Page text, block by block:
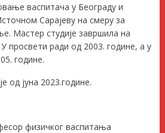
васпитача у Београду и
Сарајеву на смеру за
Мастер студије завршила на
просвети ради од 2003. године, а у
године.
од јуна 2023.године.
физичког васпитања